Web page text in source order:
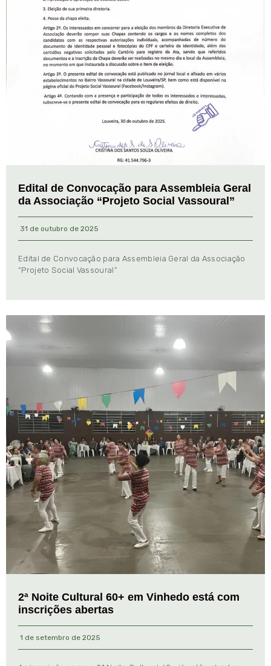
Edital de Convocação para Assembleia Geral
da Associação “Projeto Social Vassoural”
31 de outubro de 2025
Edital de Convocação para Assembleia Geral da Associação
“Projeto Social Vassoural”
2ª Noite Cultural 60+ em Vinhedo está com
inscrições abertas
1 de setembro de 2025